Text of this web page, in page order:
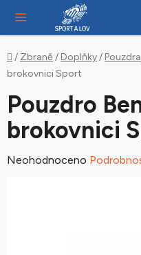
obsah
Domů
/ Zbraně / Doplňky/ Pouzdra
brokovnici Sport
Pouzdro
brokovnici
Průměrné
Neohodnoceno